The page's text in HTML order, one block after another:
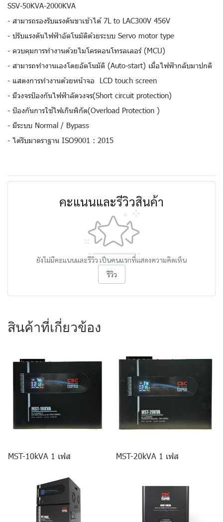
SSV-50KVA-2000KVA
- สามารถรองรับแรงดันขาเข้าได้ 7L to LAC300V 456V
- ปรับแรงดันไฟฟ้าอัตโนมัติด้วยระบบ Servo motor type
- ควบคุมการทำงานด้วยไมโครคอนโทรลเลอร์ (MCU)
- สามารถทำงานเองโดยอัตโนมัติ (Auto-start) เมื่อไฟฟ้ากลับมาปกติ
- แสดงการทำงานด้วยหน้าจอ LCD touch screen
- มีวงจรป้องกันไฟฟ้าลัดวงจร(Short circuit protection)
- ป้องกันการใช้ไฟเกินพิกัด(Overload Protection )
- มีระบบ Normal / Bypass
- ได้รับมาตราฐาน ISO9001 : 2015
คะแนนและรีวิวสินค้า
ยังไม่มีคะแนนและรีวิว เป็นคนแรกที่แสดงความคิดเห็น
รีวิว
สินค้าที่เกี่ยวข้อง
MST-10kVA 1 เฟส MST-20kVA 1 เฟส